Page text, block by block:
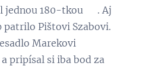
jednou 180-tkou 😉. Aj
Pištovi Szabovi.
Marekovi
pripísal si iba bod za